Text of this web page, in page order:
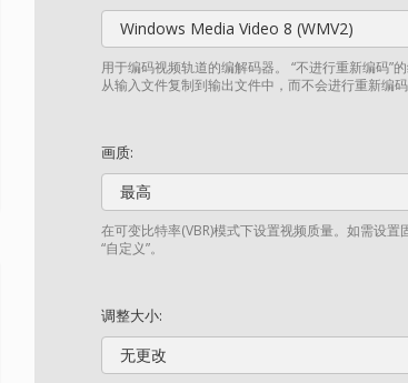
Windows Media Video 8 (WMV2)
用于编码视频轨道的编解码器。 “不进行重新编码”
从输入文件复制到输出文件中，而不会进行重新编码
画质:
最高
在可变比特率(VBR)模式下设置视频质量。如需设置
“自定义”。
调整大小:
无更改